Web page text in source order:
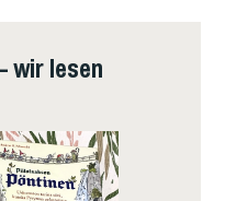
wir lesen